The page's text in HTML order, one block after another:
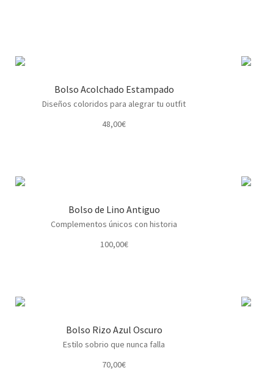
Bolso Acolchado Estampado
Diseños coloridos para alegrar tu outfit
48,00€
Bolso de Lino Antiguo
Complementos únicos con historia
100,00€
Bolso Rizo Azul Oscuro
Estilo sobrio que nunca falla
70,00€